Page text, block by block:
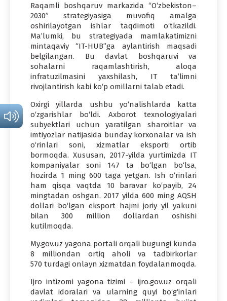
Raqamli boshqaruv markazida “O‘zbekiston–
2030” strategiyasiga muvofiq amalga
oshirilayotgan ishlar taqdimoti o‘tkazildi.
Ma’lumki, bu strategiyada mamlakatimizni
mintaqaviy “IT-HUB”ga aylantirish maqsadi
belgilangan. Bu davlat boshqaruvi va
sohalarni raqamlashtirish, aloqa
infratuzilmasini yaxshilash, IT ta’limni
rivojlantirish kabi ko‘p omillarni talab etadi.
Oxirgi yillarda ushbu yo‘nalishlarda katta
o‘zgarishlar bo‘ldi. Axborot texnologiyalari
subyektlari uchun yaratilgan sharoitlar va
imtiyozlar natijasida bunday korxonalar va ish
o‘rinlari soni, xizmatlar eksporti ortib
bormoqda. Xususan, 2017-yilda yurtimizda IT
kompaniyalar soni 147 ta bo‘lgan bo‘lsa,
hozirda 1 ming 600 taga yetgan. Ish o‘rinlari
ham qisqa vaqtda 10 baravar ko‘payib, 24
mingtadan oshgan. 2017 yilda 600 ming AQSH
dollari bo‘lgan eksport hajmi joriy yil yakuni
bilan 300 million dollardan oshishi
kutilmoqda.
My.gov.uz yagona portali orqali bugungi kunda
8 milliondan ortiq aholi va tadbirkorlar
570 turdagi onlayn xizmatdan foydalanmoqda.
Ijro intizomi yagona tizimi – ijro.gov.uz orqali
davlat idoralari va ularning quyi bo‘g‘inlari